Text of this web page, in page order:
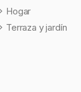
Hogar
Terraza y jardín